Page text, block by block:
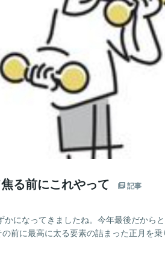
る前にこれやって 記事
になってきましたね。今年最後だから
前に最高に太る要素の詰まった正月を